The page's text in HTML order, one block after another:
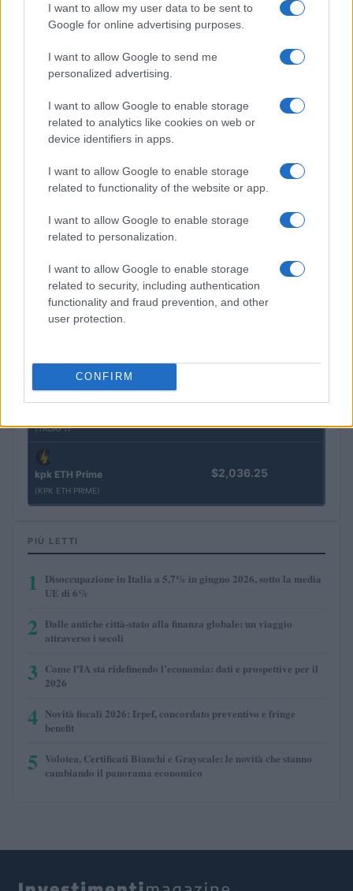
I want to allow my user data to be sent to
Google for online advertising purposes.
I want to allow Google to send me
personalized advertising.
I want to allow Google to enable storage
related to analytics like cookies on web or
device identifiers in apps.
I want to allow Google to enable storage
related to functionality of the website or app.
I want to allow Google to enable storage
related to personalization.
I want to allow Google to enable storage
related to security, including authentication
functionality and fraud prevention, and other
user protection.
CONFIRM
Steakhouse EURCV
(STEAKEURCV)
$100,000,000,000,000.00
Epoch Island
(EPOCH)
Vested XOR
(VXOR)
$3,407.11
JDB
(JDB)
$0.022
(FIBO)
(TRUAPT)
kpk ETH Prime
(KPK ETH PRIME)
$2,036.25
PIÙ LETTI
1
Disoccupazione in Italia a 5,7% in giugno 2026, sotto la media
UE di 6%
2 Dalle antiche città-stato alla finanza globale: un viaggio
attraverso i secoli
3 Come l’IA sta ridefinendo l’economia: dati e prospettive per il
2026
4 Novità fiscali 2026: Irpef, concordato preventivo e fringe
benefit
5 Volotea, Certificati Bianchi e Grayscale: le novità che stanno
cambiando il panorama economico